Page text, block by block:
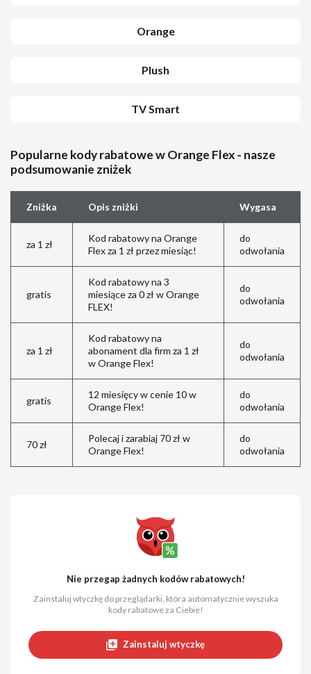
Orange
Plush
TV Smart
Popularne kody rabatowe w Orange Flex - nasze
podsumowanie zniżek
Zniżka Opis zniżki Wygasa
za 1 zł
Kod rabatowy na Orange
Flex za 1 zł przez miesiąc!
do
odwołania
gratis
Kod rabatowy na 3
miesiące za 0 zł w Orange
FLEX!
do
odwołania
za 1 zł
Kod rabatowy na
abonament dla firm za 1 zł
w Orange Flex!
do
odwołania
gratis
12 miesięcy w cenie 10 w
Orange Flex!
do
odwołania
70 zł
Polecaj i zarabiaj 70 zł w
Orange Flex!
do
odwołania
Nie przegap żadnych kodów rabatowych!
Zainstaluj wtyczkę do przeglądarki, która automatycznie wyszuka
kody rabatowe za Ciebie!
Zainstaluj wtyczkę